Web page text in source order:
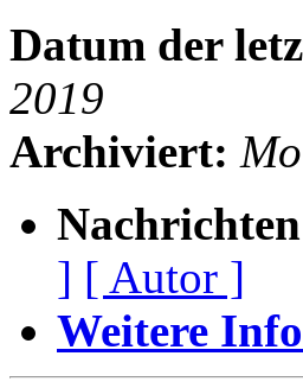
Datum der
2019
Archiviert:
] [ Autor ]
Weitere